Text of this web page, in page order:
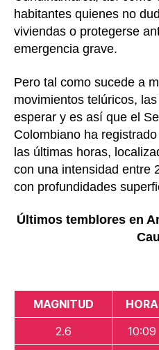
habitantes quienes no
viviendas o protegerse
emergencia grave.
Pero tal como sucede a
movimientos telúricos,
esperar y es así que el
Colombiano ha
las últimas horas,
con una intensidad entre
con profundidades
Últimos temblores en
MAGNITUD HORA
2.6
10:09